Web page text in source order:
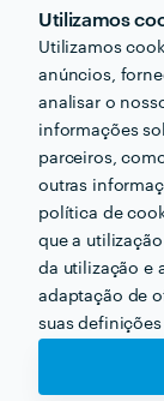
Utilizamos
Utilizamos
anúncios,
analisar o
informações
parceiros,
outras
política de
que a
da utilização e
adaptação de
suas
PERGUNTAS E
De que forma